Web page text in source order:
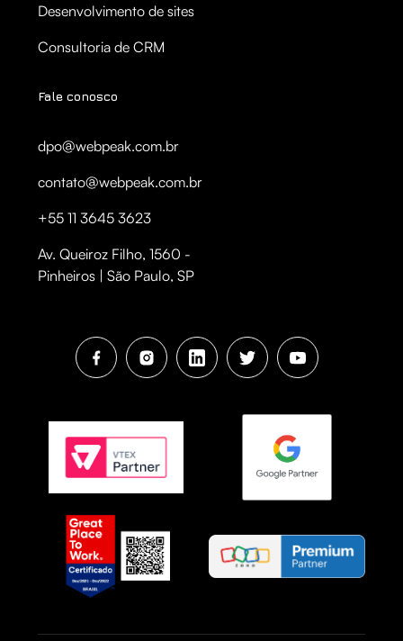
Desenvolvimento de sites
Consultoria de CRM
Fale conosco
dpo@webpeak.com.br
contato@webpeak.com.br
+55 11 3645 3623
Av. Queiroz Filho, 1560 -
Pinheiros | São Paulo, SP